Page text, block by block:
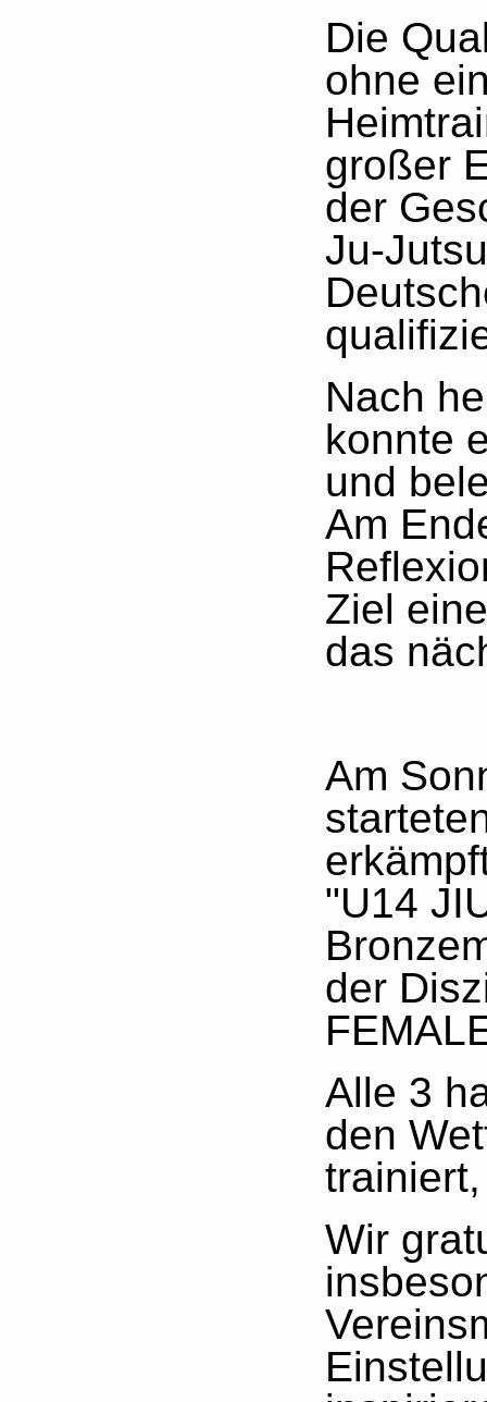
Die
ohne
großer
der
Ju-
Nach
konnte
und
Am
Ziel
das
Am
"U14
der
Alle 3
den
Wir